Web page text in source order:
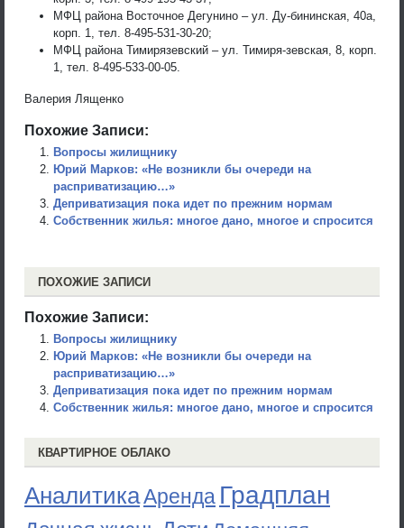
МФЦ района Восточное Дегунино – ул. Ду-бининская, 40а,
корп. 1, тел. 8-495-531-30-20;
МФЦ района Тимирязевский – ул. Тимиря-зевская, 8, корп.
1, тел. 8-495-533-00-05.
Валерия Лященко
Похожие Записи:
Вопросы жилищнику
Юрий Марков: «Не возникли бы очереди на
расприватизацию…»
Деприватизация пока идет по прежним нормам
Собственник жилья: многое дано, многое и спросится
ПОХОЖИЕ ЗАПИСИ
Похожие Записи:
Вопросы жилищнику
Юрий Марков: «Не возникли бы очереди на
расприватизацию…»
Деприватизация пока идет по прежним нормам
Собственник жилья: многое дано, многое и спросится
КВАРТИРНОЕ ОБЛАКО
АналитикаАренда Градплан